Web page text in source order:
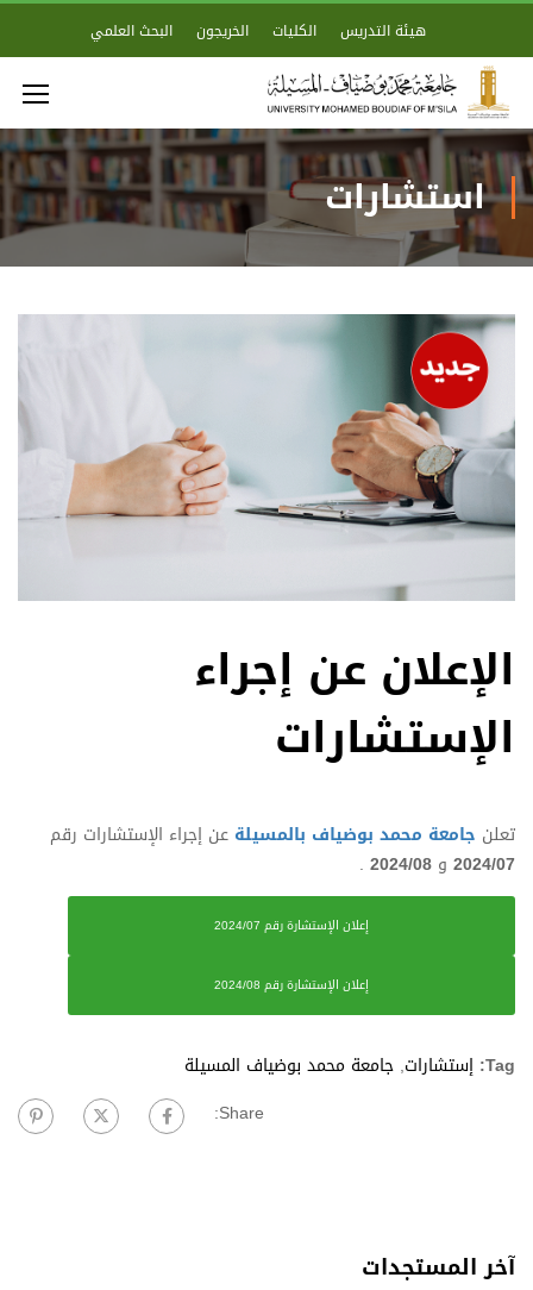
هيئة التدريس الكليات الخريجون البحث العلمي
استشارات
الإعلان عن إجراء
الإستشارات
تعلن جامعة محمد بوضياف بالمسيلة عن إجراء الإستشارات رقم
2024/07 و 2024/08
.
إعلان الإستشارة رقم 2024/07
إعلان الإستشارة رقم 2024/08
Tag: إستشارات, جامعة محمد بوضياف المسيلة
Share:
آخر المستجدات